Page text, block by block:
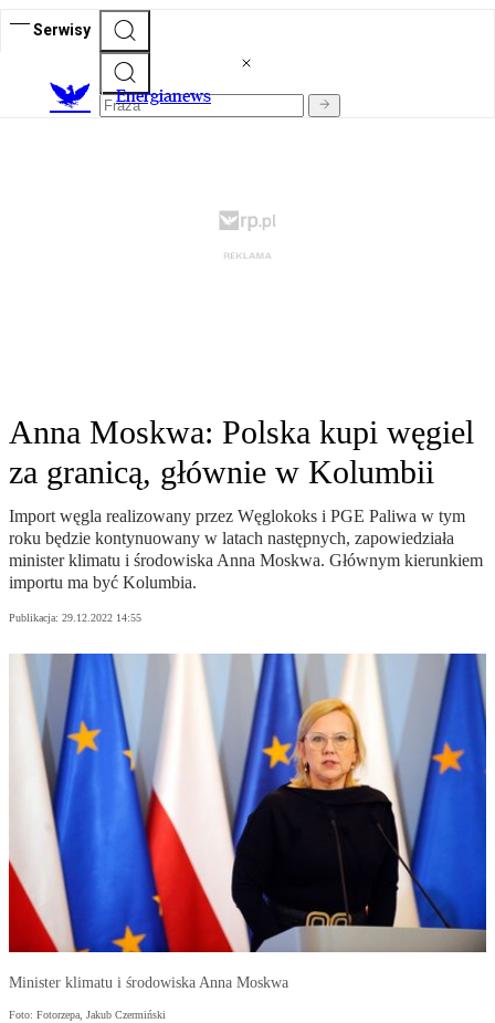
Serwisy
Energianews
Anna Moskwa: Polska kupi węgiel
za granicą, głównie w Kolumbii
Import węgla realizowany przez Węglokoks i PGE Paliwa w tym
roku będzie kontynuowany w latach następnych, zapowiedziała
minister klimatu i środowiska Anna Moskwa. Głównym kierunkiem
importu ma być Kolumbia.
Publikacja: 29.12.2022 14:55
Minister klimatu i środowiska Anna Moskwa
Foto: Fotorzepa, Jakub Czermiński